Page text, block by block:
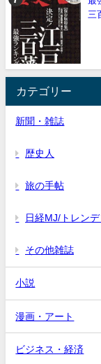
三
カテゴリー
新聞・雑誌
歴史人
旅の手帖
日経MJ/トレンデ
その他雑誌
小説
漫画・アート
ビジネス・経済